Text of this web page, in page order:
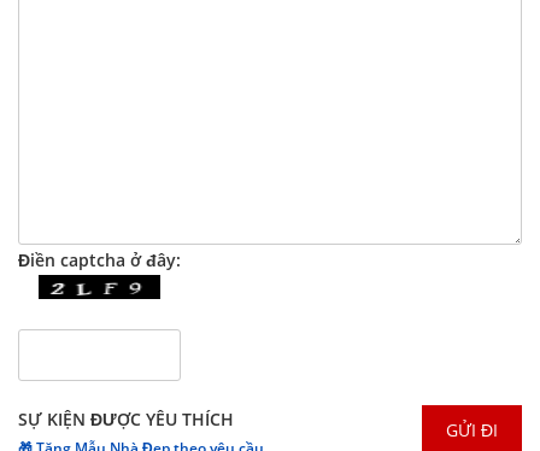
Điền captcha ở đây:
SỰ KIỆN ĐƯỢC YÊU THÍCH